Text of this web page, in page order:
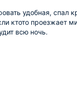
удобная, спал
проезжает
всю ночь.